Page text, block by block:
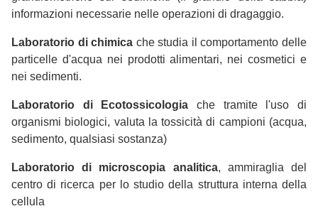
informazioni necessarie nelle operazioni di dragaggio.
Laboratorio di chimica che studia il comportamento delle
particelle d'acqua nei prodotti alimentari, nei cosmetici e
nei sedimenti.
Laboratorio di Ecotossicologia che tramite l'uso di
organismi biologici, valuta la tossicità di campioni (acqua,
sedimento, qualsiasi sostanza)
Laboratorio di microscopia analitica, ammiraglia del
centro di ricerca per lo studio della struttura interna della
cellula